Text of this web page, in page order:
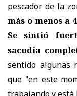
pescador de la
más o menos a
Se sintió
sacudía
sentido algunas
que "en este